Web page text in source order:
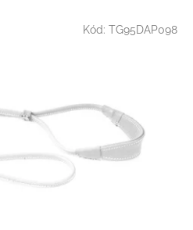
Kód: TG95DAP098